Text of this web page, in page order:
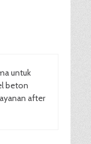
untuk
beton
after